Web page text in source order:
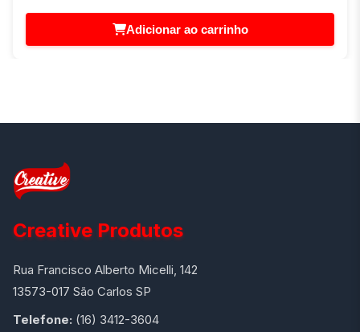
Adicionar ao carrinho
Creative Produtos
Rua Francisco Alberto Micelli, 142
13573-017 São Carlos SP
Telefone: (16) 3412-3604